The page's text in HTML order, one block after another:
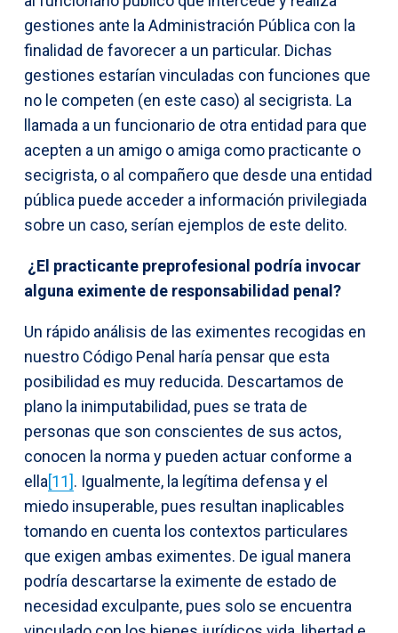
gestiones ante la Administración Pública con la
finalidad de favorecer a un particular. Dichas
gestiones estarían vinculadas con funciones que
no le competen (en este caso) al secigrista. La
llamada a un funcionario de otra entidad para que
acepten a un amigo o amiga como practicante o
secigrista, o al compañero que desde una entidad
pública puede acceder a información privilegiada
sobre un caso, serían ejemplos de este delito.
¿El practicante preprofesional podría invocar
alguna eximente de responsabilidad penal?
Un rápido análisis de las eximentes recogidas en
nuestro Código Penal haría pensar que esta
posibilidad es muy reducida. Descartamos de
plano la inimputabilidad, pues se trata de
personas que son conscientes de sus actos,
conocen la norma y pueden actuar conforme a
ella[11]. Igualmente, la legítima defensa y el
miedo insuperable, pues resultan inaplicables
tomando en cuenta los contextos particulares
que exigen ambas eximentes. De igual manera
podría descartarse la eximente de estado de
necesidad exculpante, pues solo se encuentra